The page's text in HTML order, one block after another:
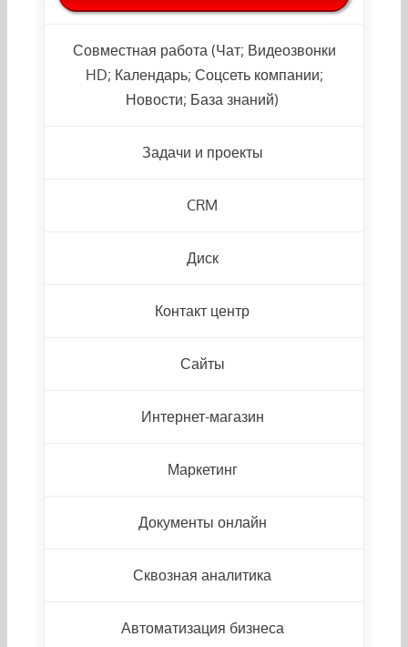
Совместная работа (Чат; Видеозвонки
HD; Календарь; Соцсеть компании;
Новости; База знаний)
Задачи и проекты
CRM
Диск
Контакт центр
Сайты
Интернет-магазин
Маркетинг
Документы онлайн
Сквозная аналитика
Автоматизация бизнеса